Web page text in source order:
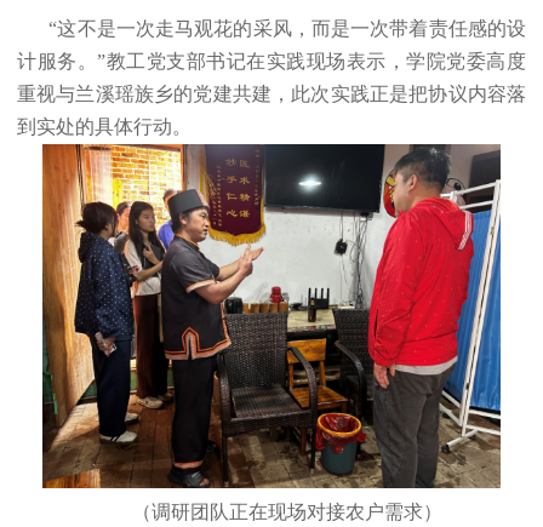
“这不是一次走马观花的采风，而是一次带着责任感的设
计服务。”教工党支部书记在实践现场表示，学院党委高度
重视与兰溪瑶族乡的党建共建，此次实践正是把协议内容落
到实处的具体行动。
（调研团队正在现场对接农户需求）